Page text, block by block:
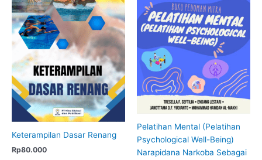
Keterampilan Dasar Renang
Rp80.000
Pelatihan Mental (Pelatihan
Psychological Well-Being)
Narapidana Narkoba Sebagai